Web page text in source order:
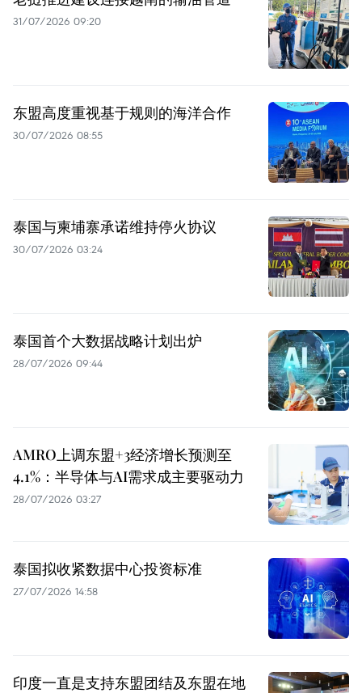
31/07/2026 09:20
东盟高度重视基于规则的海洋合作
30/07/2026 08:55
泰国与柬埔寨承诺维持停火协议
30/07/2026 03:24
泰国首个大数据战略计划出炉
28/07/2026 09:44
AMRO上调东盟+3经济增长预测至
4.1%：半导体与AI需求成主要驱动力
28/07/2026 03:27
泰国拟收紧数据中心投资标准
27/07/2026 14:58
印度一直是支持东盟团结及东盟在地